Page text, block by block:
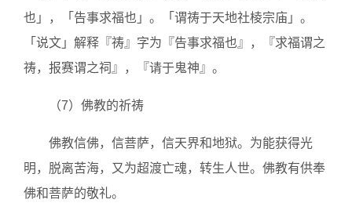
也」，「告事求福也」。「谓祷于天地社棱宗庙」。
「说文」解释『祷』字为『告事求福也』，『求福谓之
祷，报赛谓之祠』，『请于鬼神』。
（7）佛教的祈祷
佛教信佛，信菩萨，信天界和地狱。为能获得光
明，脱离苦海，又为超渡亡魂，转生人世。佛教有供奉
佛和菩萨的敬礼。